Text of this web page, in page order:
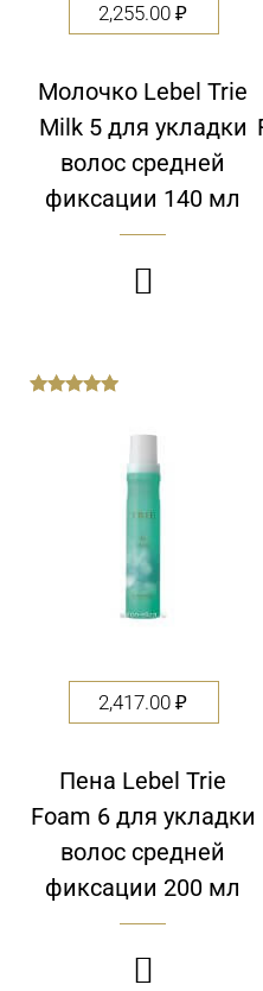
2,255.00₽
Молочко Lebel Trie
Milk 5 для укладки
волос средней
фиксации 140 мл

2,417.00₽
Пена Lebel Trie
Foam 6 для укладки
волос средней
фиксации 200 мл
